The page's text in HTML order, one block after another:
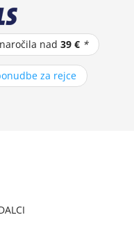
nad39 € *
za rejce